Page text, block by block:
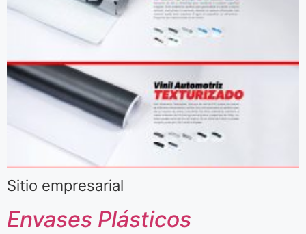
Sitio empresarial
Envases Plásticos